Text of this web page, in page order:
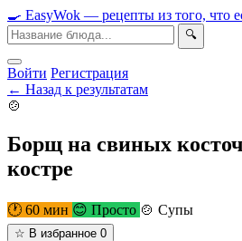
🍳 EasyWok — рецепты из того, что
🔍
Войти Регистрация
← Назад к результатам
🍲
Борщ на свиных
костре
🕐 60 мин 😊 Просто 🍲 Супы
☆ В избранное 0